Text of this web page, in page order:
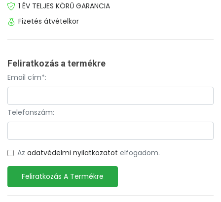
1 ÉV TELJES KÖRŰ GARANCIA
Fizetés átvételkor
Feliratkozás a termékre
Email cím*:
Telefonszám:
Az adatvédelmi nyilatkozatot elfogadom.
Feliratkozás A Termékre